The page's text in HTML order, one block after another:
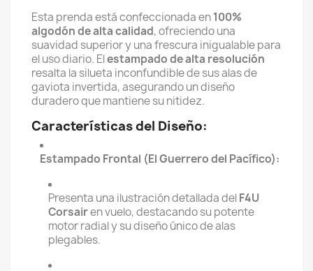
Esta prenda está confeccionada en100%
algodón de alta calidad, ofreciendo una
suavidad superior y una frescura inigualable para
el uso diario. Elestampado de alta resolución
resalta la silueta inconfundible de sus alas de
gaviota invertida, asegurando un diseño
duradero que mantiene su nitidez.
Características del Diseño:
Estampado Frontal (El Guerrero del Pacífico):
Presenta una ilustración detallada delF4U
Corsairen vuelo, destacando su potente
motor radial y su diseño único de alas
plegables.